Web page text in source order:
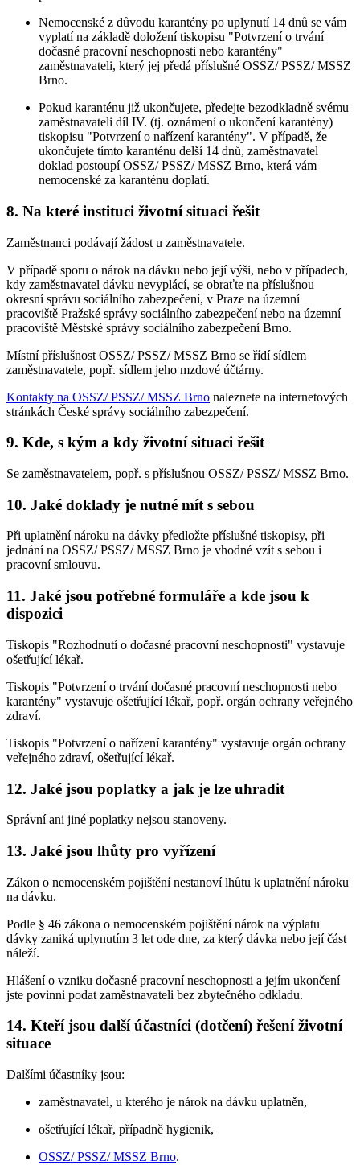
Nemocenské z důvodu karantény po uplynutí 14 dnů se vám
vyplatí na základě doložení tiskopisu "Potvrzení o trvání
dočasné pracovní neschopnosti nebo karantény"
zaměstnavateli, který jej předá příslušné OSSZ/ PSSZ/ MSSZ
Brno.
Pokud karanténu již ukončujete, předejte bezodkladně svému
zaměstnavateli díl IV. (tj. oznámení o ukončení karantény)
tiskopisu "Potvrzení o nařízení karantény". V případě, že
ukončujete tímto karanténu delší 14 dnů, zaměstnavatel
doklad postoupí OSSZ/ PSSZ/ MSSZ Brno, která vám
nemocenské za karanténu doplatí.
8. Na které instituci životní situaci řešit
Zaměstnanci podávají žádost u zaměstnavatele.
V případě sporu o nárok na dávku nebo její výši, nebo v případech,
kdy zaměstnavatel dávku nevyplácí, se obraťte na příslušnou
okresní správu sociálního zabezpečení, v Praze na územní
pracoviště Pražské správy sociálního zabezpečení nebo na územní
pracoviště Městské správy sociálního zabezpečení Brno.
Místní příslušnost OSSZ/ PSSZ/ MSSZ Brno se řídí sídlem
zaměstnavatele, popř. sídlem jeho mzdové účtárny.
Kontakty na OSSZ/ PSSZ/ MSSZ Brno naleznete na internetových
stránkách České správy sociálního zabezpečení.
9. Kde, s kým a kdy životní situaci řešit
Se zaměstnavatelem, popř. s příslušnou OSSZ/ PSSZ/ MSSZ Brno.
10. Jaké doklady je nutné mít s sebou
Při uplatnění nároku na dávky předložte příslušné tiskopisy, při
jednání na OSSZ/ PSSZ/ MSSZ Brno je vhodné vzít s sebou i
pracovní smlouvu.
11. Jaké jsou potřebné formuláře a kde jsou k
dispozici
Tiskopis "Rozhodnutí o dočasné pracovní neschopnosti" vystavuje
ošetřující lékař.
Tiskopis "Potvrzení o trvání dočasné pracovní neschopnosti nebo
karantény" vystavuje ošetřující lékař, popř. orgán ochrany veřejného
zdraví.
Tiskopis "Potvrzení o nařízení karantény" vystavuje orgán ochrany
veřejného zdraví, ošetřující lékař.
12. Jaké jsou poplatky a jak je lze uhradit
Správní ani jiné poplatky nejsou stanoveny.
13. Jaké jsou lhůty pro vyřízení
Zákon o nemocenském pojištění nestanoví lhůtu k uplatnění nároku
na dávku.
Podle § 46 zákona o nemocenském pojištění nárok na výplatu
dávky zaniká uplynutím 3 let ode dne, za který dávka nebo její část
náleží.
Hlášení o vzniku dočasné pracovní neschopnosti a jejím ukončení
jste povinni podat zaměstnavateli bez zbytečného odkladu.
14. Kteří jsou další účastníci (dotčení) řešení životní
situace
Dalšími účastníky jsou:
zaměstnavatel, u kterého je nárok na dávku uplatněn,
ošetřující lékař, případně hygienik,
OSSZ/ PSSZ/ MSSZ Brno.